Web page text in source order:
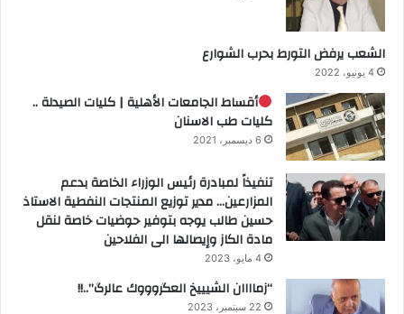
الشعب يرفض التورط بحرب الشوارع
4 يونيو، 2022
أقساط الجامعات الأهلية | كليات الصيدلة ..
كليات طب الاسنان
6 ديسمبر، 2021
تنفيذاً لمبادرة رئيس الوزراء الخاصة بدعم
المزارعين… مدير توزيع المنتجات النفطية الاستاذ
حسين طالب يوجه بتوفير حوضيات خاصة لنقل
مادة الكاز وإيصالها الى الفلاحين
4 مايو، 2023
“زماااان الشيييخ العگروووك عالرگ”..!!
22 سبتمبر، 2023